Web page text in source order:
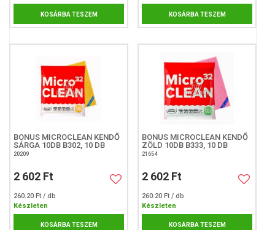
KOSÁRBA TESZEM KOSÁRBA TESZEM
BONUS MICROCLEAN KENDŐ
SÁRGA 10DB B302, 10 DB
20209
2 602 Ft
260.20 Ft / db
Készleten
KOSÁRBA TESZEM
BONUS MICROCLEAN KENDŐ
ZÖLD 10DB B333, 10 DB
21654
2 602 Ft
260.20 Ft / db
Készleten
KOSÁRBA TESZEM